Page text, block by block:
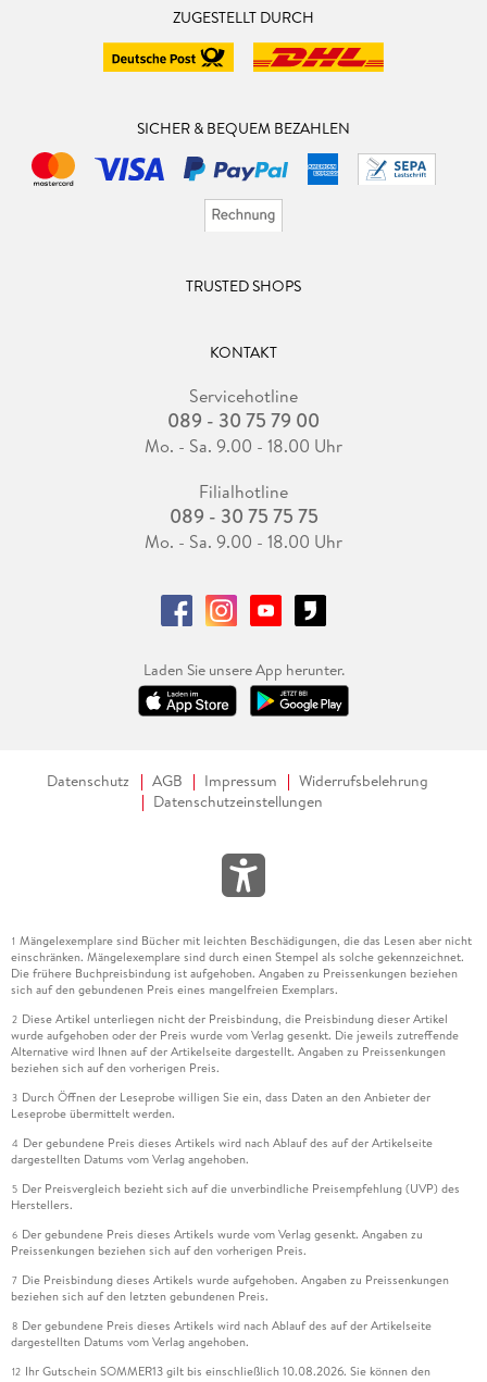
ZUGESTELLT DURCH
SICHER & BEQUEM BEZAHLEN
TRUSTED SHOPS
KONTAKT
Servicehotline
089 - 30 75 79 00
Mo. - Sa. 9.00 - 18.00 Uhr
Filialhotline
089 - 30 75 75 75
Mo. - Sa. 9.00 - 18.00 Uhr
Laden Sie unsere App herunter.
Datenschutz AGB Impressum
Widerrufsbelehrung
Datenschutzeinstellungen
1 Mängelexemplare sind Bücher mit leichten Beschädigungen, die das Lesen aber nicht
einschränken. Mängelexemplare sind durch einen Stempel als solche gekennzeichnet.
Die frühere Buchpreisbindung ist aufgehoben. Angaben zu Preissenkungen beziehen
sich auf den gebundenen Preis eines mangelfreien Exemplars.
2 Diese Artikel unterliegen nicht der Preisbindung, die Preisbindung dieser Artikel
wurde aufgehoben oder der Preis wurde vom Verlag gesenkt. Die jeweils zutreffende
Alternative wird Ihnen auf der Artikelseite dargestellt. Angaben zu Preissenkungen
beziehen sich auf den vorherigen Preis.
3 Durch Öffnen der Leseprobe willigen Sie ein, dass Daten an den Anbieter der
Leseprobe übermittelt werden.
4 Der gebundene Preis dieses Artikels wird nach Ablauf des auf der Artikelseite
dargestellten Datums vom Verlag angehoben.
5 Der Preisvergleich bezieht sich auf die unverbindliche Preisempfehlung (UVP) des
Herstellers.
6 Der gebundene Preis dieses Artikels wurde vom Verlag gesenkt. Angaben zu
Preissenkungen beziehen sich auf den vorherigen Preis.
7 Die Preisbindung dieses Artikels wurde aufgehoben. Angaben zu Preissenkungen
beziehen sich auf den letzten gebundenen Preis.
8 Der gebundene Preis dieses Artikels wird nach Ablauf des auf der Artikelseite
dargestellten Datums vom Verlag angehoben.
12 Ihr Gutschein SOMMER13 gilt bis einschließlich 10.08.2026. Sie können den